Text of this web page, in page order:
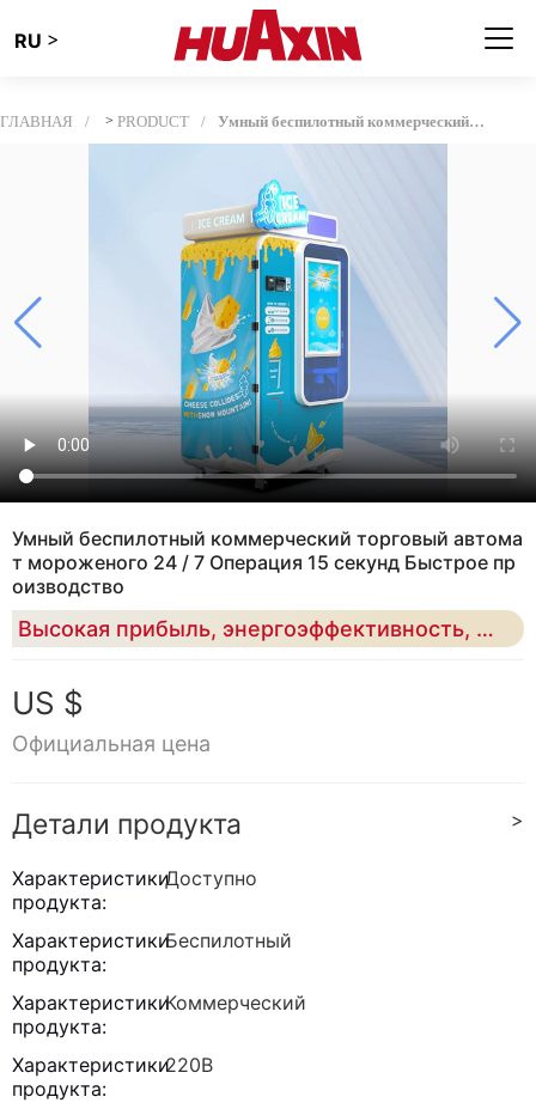
RU >
ГЛАВНАЯ > PRODUCT Умный беспилотный коммерческий торговый автомат мороженого 24 / 7 Операция 15 секунд Быстрое производство
Умный беспилотный коммерческий торговый автома
т мороженого 24 / 7 Операция 15 секунд Быстрое пр
оизводство
Высокая прибыль, энергоэффективность, удаленный мониторинг для розничного бизнеса.
US $
Официальная цена
Детали продукта >
Характеристики
продукта:
Доступно
Характеристики
продукта:
Беспилотный
Характеристики
продукта:
Коммерческий
Характеристики
продукта:
220В